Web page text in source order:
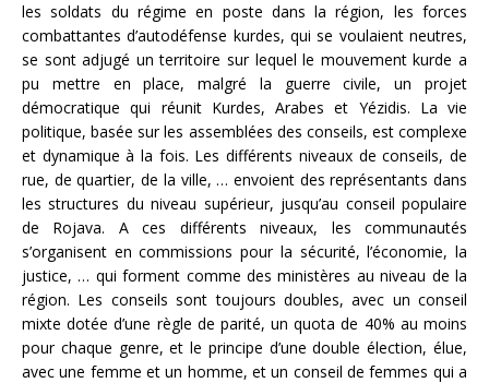
les soldats du régime en poste dans la région, les forces
combattantes d’autodéfense kurdes, qui se voulaient neutres,
se sont adjugé un territoire sur lequel le mouvement kurde a
pu mettre en place, malgré la guerre civile, un projet
démocratique qui réunit Kurdes, Arabes et Yézidis. La vie
politique, basée sur les assemblées des conseils, est complexe
et dynamique à la fois. Les différents niveaux de conseils, de
rue, de quartier, de la ville, … envoient des représentants dans
les structures du niveau supérieur, jusqu’au conseil populaire
de Rojava. A ces différents niveaux, les communautés
s’organisent en commissions pour la sécurité, l’économie, la
justice, … qui forment comme des ministères au niveau de la
région. Les conseils sont toujours doubles, avec un conseil
mixte dotée d’une règle de parité, un quota de 40% au moins
pour chaque genre, et le principe d’une double élection, élue,
avec une femme et un homme, et un conseil de femmes qui a